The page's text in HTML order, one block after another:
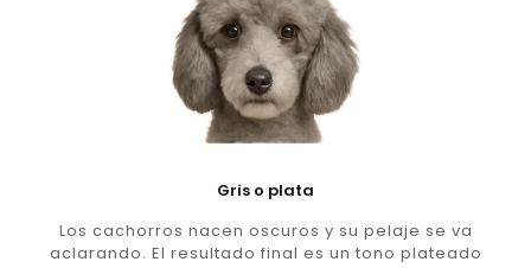
Gris o plata
Los cachorros nacen oscuros y su pelaje se va
aclarando. El resultado final es un tono plateado